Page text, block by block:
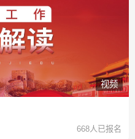
视频
668人已报名